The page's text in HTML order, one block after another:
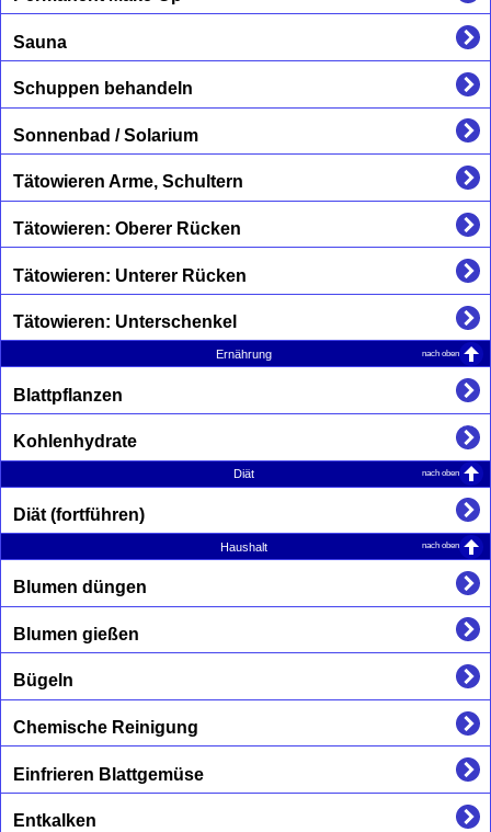
Sauna
Schuppen behandeln
Sonnenbad / Solarium
Tätowieren Arme, Schultern
Tätowieren: Oberer Rücken
Tätowieren: Unterer Rücken
Tätowieren: Unterschenkel
Ernährung nach oben
Blattpflanzen
Kohlenhydrate
Diät nach oben
Diät (fortführen)
Haushalt nach oben
Blumen düngen
Blumen gießen
Bügeln
Chemische Reinigung
Einfrieren Blattgemüse
Entkalken